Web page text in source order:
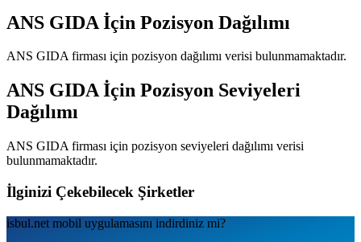
ANS GIDA İçin Pozisyon Dağılımı
ANS GIDAfirması için pozisyon dağılımı verisi bulunmamaktadır.
ANS GIDAİçin Pozisyon Seviyeleri
Dağılımı
ANS GIDA firması için pozisyon seviyeleri dağılımı verisi
bulunmamaktadır.
İlginizi Çekebilecek Şirketler
isbul.net mobil uygulamаsını indirdiniz mi?